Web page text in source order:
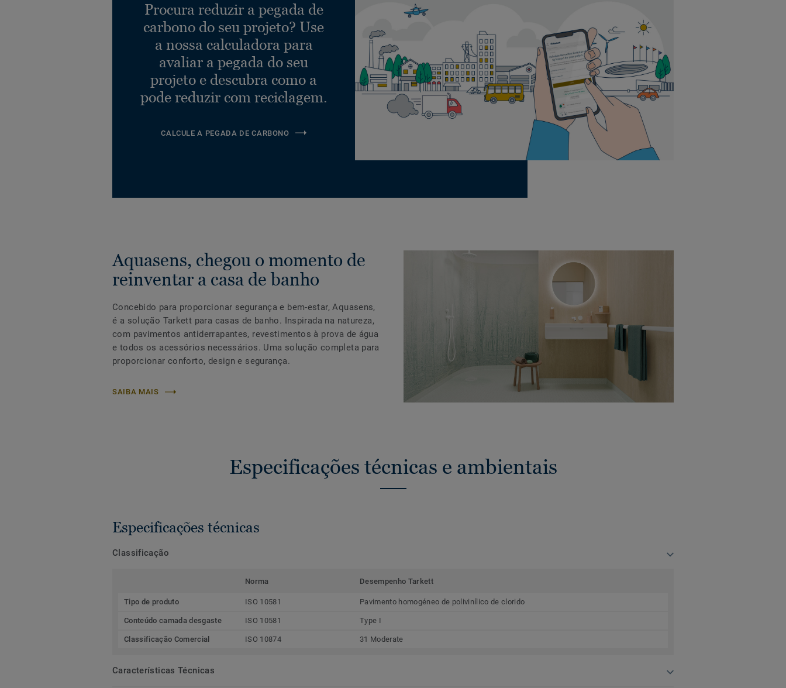
Procura reduzir a pegada de
carbono do seu projeto? Use
a nossa calculadora para
avaliar a pegada do seu
projeto e descubra como a
pode reduzir com reciclagem.
CALCULE A PEGADA DE CARBONO
Aquasens, chegou o momento de
reinventar a casa de banho
Concebido para proporcionar segurança e bem-estar, Aquasens,
é a solução Tarkett para casas de banho. Inspirada na natureza,
com pavimentos antiderrapantes, revestimentos à prova de água
e todos os acessórios necessários. Uma solução completa para
proporcionar conforto, design e segurança.
SAIBA MAIS
Especificações técnicas e ambientais
Especificações técnicas
Classificação
Norma Desempenho Tarkett
Tipo de produto ISO 10581 Pavimento homogéneo de polivinílico de clorido
Conteúdo camada desgaste ISO 10581 Type I
Classificação Comercial ISO 10874 31 Moderate
Características Técnicas